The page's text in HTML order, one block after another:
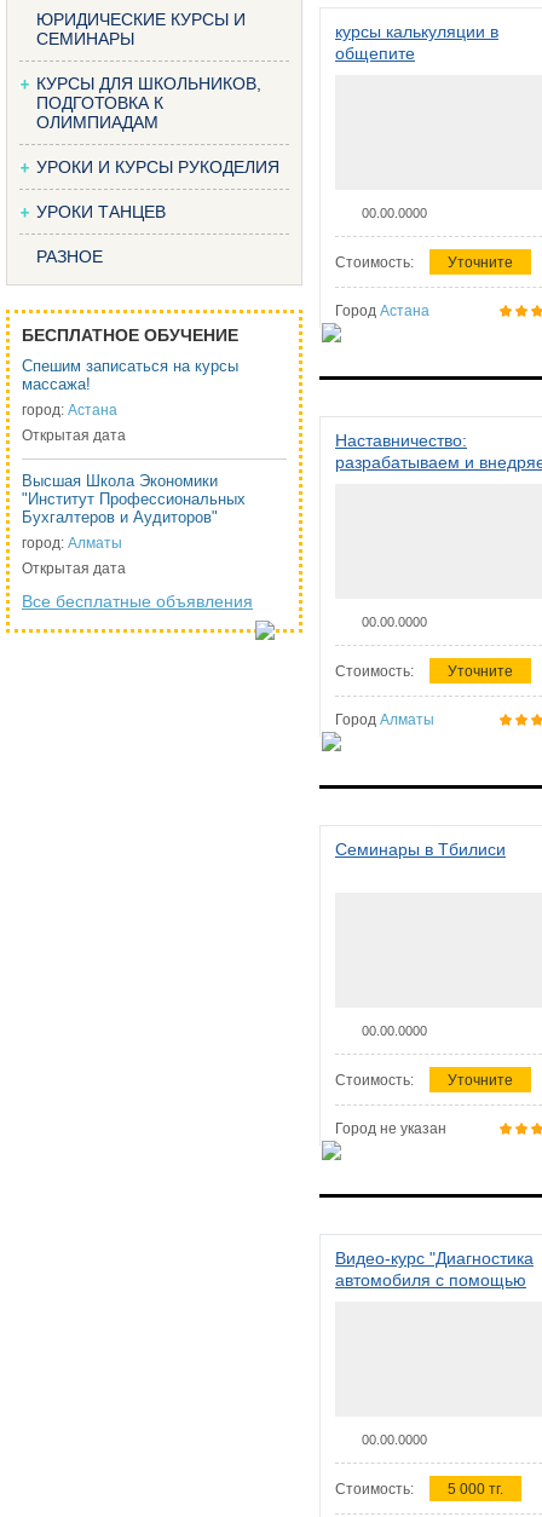
ЮРИДИЧЕСКИЕ КУРСЫ И
СЕМИНАРЫ
КУРСЫ ДЛЯ ШКОЛЬНИКОВ,
ПОДГОТОВКА К
ОЛИМПИАДАМ
УРОКИ И КУРСЫ РУКОДЕЛИЯ
УРОКИ ТАНЦЕВ
РАЗНОЕ
БЕСПЛАТНОЕ ОБУЧЕНИЕ
Спешим записаться на курсы
массажа!
город: Астана
Открытая дата
Высшая Школа Экономики
"Институт Профессиональных
Бухгалтеров и Аудиторов"
город: Алматы
Открытая дата
Все бесплатные объявления
курсы калькуляции в
общепите
00.00.0000
Стоимость: Уточните
Город Астана
Наставничество:
разрабатываем и
00.00.0000
Стоимость: Уточните
Город Алматы
Семинары в Тбилиси
00.00.0000
Стоимость: Уточните
Город не указан
Видео-курс "Диагностика
автомобиля с помощью
00.00.0000
Стоимость: 5 000 тг.